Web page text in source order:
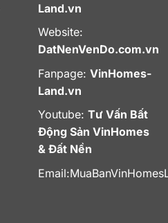
Land.vn
Website:
DatNenVenDo.com.vn
Fanpage: VinHomes-
Land.vn
Youtube: Tư Vấn Bất
Động Sản VinHomes
& Đất Nền
Email: